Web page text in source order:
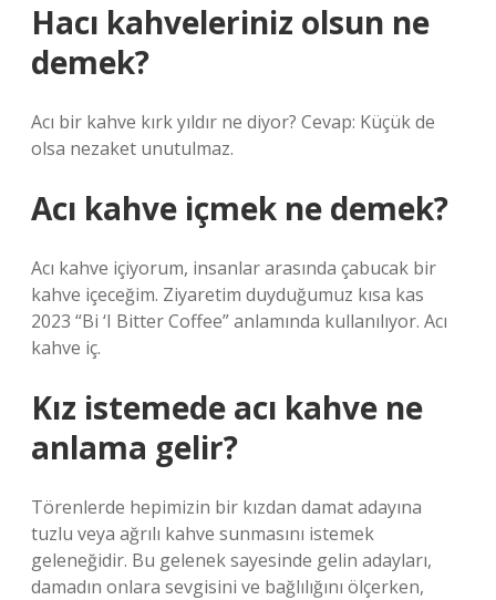
Hacı kahveleriniz olsun ne
demek?
Acı bir kahve kırk yıldır ne diyor? Cevap: Küçük de
olsa nezaket unutulmaz.
Acı kahve içmek ne demek?
Acı kahve içiyorum, insanlar arasında çabucak bir
kahve içeceğim. Ziyaretim duyduğumuz kısa kas
2023 “Bi ‘I Bitter Coffee” anlamında kullanılıyor. Acı
kahve iç.
Kız istemede acı kahve ne
anlama gelir?
Törenlerde hepimizin bir kızdan damat adayına
tuzlu veya ağrılı kahve sunmasını istemek
geleneğidir. Bu gelenek sayesinde gelin adayları,
damadın onlara sevgisini ve bağlılığını ölçerken,